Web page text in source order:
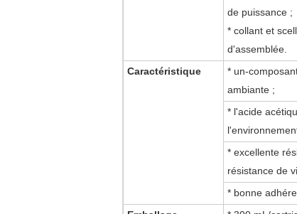
de puissance ;
* collant et
d'assemblée.
Caractéristique
* un-
ambiante ;
* l'acide
* excellente
résistance de
* bonne